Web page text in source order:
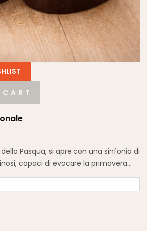
Pasqua, si apre con una sinfonia di
capaci di evocare la primavera...